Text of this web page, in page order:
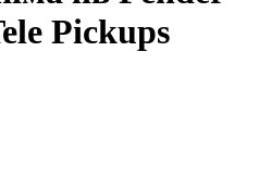
Pickups